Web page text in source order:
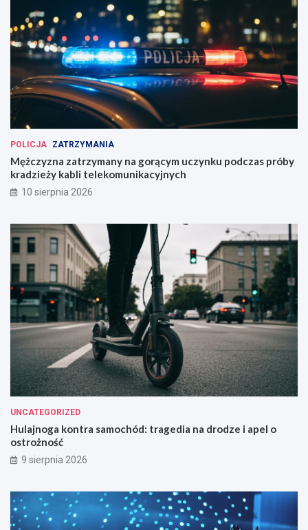
POLICJA ZATRZYMANIA
Mężczyzna zatrzymany na gorącym uczynku podczas próby
kradzieży kabli telekomunikacyjnych
10 sierpnia 2026
UNCATEGORIZED
Hulajnoga kontra samochód: tragedia na drodze i apel o
ostrożność
9 sierpnia 2026